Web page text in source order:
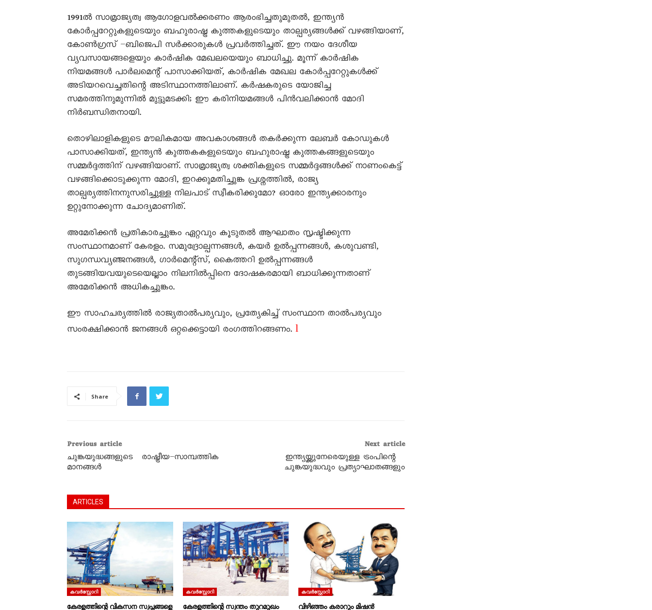
1991ല്‍ സാമ്രാജ്യത്വ ആഗോളവല്‍ക്കരണം ആരംഭിച്ചതുമുതല്‍, ഇന്ത്യന്‍
കോര്‍പ്പറേറ്റുകളുടെയും ബഹുരാഷ്ട്ര കുത്തകളുടെയും താല്പര്യങ്ങള്‍ക്ക് വഴങ്ങിയാണ്,
കോണ്‍ഗ്രസ് –ബിജെപി സര്‍ക്കാരുകള്‍ പ്രവര്‍ത്തിച്ചത്. ഈ നയം ദേശീയ
വ്യവസായങ്ങളെയും കാര്‍ഷിക മേഖലയെയും ബാധിച്ചു. മൂന്ന് കാര്‍ഷിക
നിയമങ്ങള്‍ പാര്‍ലമെന്റ് പാസാക്കിയത്, കാര്‍ഷിക മേഖല കോര്‍പ്പറേറ്റുകള്‍ക്ക്
അടിയറവെച്ചതിന്റെ അടിസ്ഥാനത്തിലാണ്. കര്‍ഷകരുടെ യോജിച്ച
സമരത്തിനുമുന്നില്‍ മുട്ടുമടക്കി; ഈ കരിനിയമങ്ങള്‍ പിന്‍വലിക്കാന്‍ മോദി
നിര്‍ബന്ധിതനായി.
തൊഴിലാളികളുടെ മൗലികമായ അവകാശങ്ങള്‍ തകര്‍ക്കുന്ന ലേബര്‍ കോഡുകള്‍
പാസാക്കിയത്, ഇന്ത്യന്‍ കുത്തകകളുടെയും ബഹുരാഷ്ട്ര കുത്തകങ്ങളുടെയും
സമ്മര്‍ദ്ദത്തിന് വഴങ്ങിയാണ്. സാമ്രാജ്യത്വ ശക്തികളുടെ സമ്മര്‍ദ്ദങ്ങള്‍ക്ക് നാണംകെട്ട്
വഴങ്ങിക്കൊടുക്കുന്ന മോദി, ഇറക്കുമതിച്ചുങ്ക പ്രശ്നത്തില്‍, രാജ്യ
താല്പര്യത്തിനനുസരിച്ചുള്ള നിലപാട് സ്വീകരിക്കുമോ? ഓരോ ഇന്ത്യക്കാരനും
ഉറ്റുനോക്കുന്ന ചോദ്യമാണിത്.
അമേരിക്കന്‍ പ്രതികാരച്ചുങ്കം ഏറ്റവും കൂടുതല്‍ ആഘാതം സൃഷ്ടിക്കുന്ന
സംസ്ഥാനമാണ് കേരളം. സമുദ്രോല്പന്നങ്ങള്‍, കയര്‍ ഉല്‍പ്പന്നങ്ങള്‍, കശുവണ്ടി,
സുഗന്ധവ്യഞ്ജനങ്ങള്‍, ഗാര്‍മെന്റ്സ്, കൈത്തറി ഉല്‍പ്പന്നങ്ങള്‍
തുടങ്ങിയവയുടെയെല്ലാം നിലനില്‍പ്പിനെ ദോഷകരമായി ബാധിക്കുന്നതാണ്
അമേരിക്കന്‍ അധികച്ചുങ്കം.
ഈ സാഹചര്യത്തില്‍ രാജ്യതാല്‍പര്യവും, പ്രത്യേകിച്ച് സംസ്ഥാന താല്‍പര്യവും
സംരക്ഷിക്കാന്‍ ജനങ്ങള്‍ ഒറ്റക്കെട്ടായി രംഗത്തിറങ്ങണം. l
Share
Previous article
ചുങ്കയുദ്ധങ്ങളുടെ രാഷ്ട്രീയ–സാമ്പത്തിക
മാനങ്ങൾ
Next article
ഇന്ത്യയ്ക്കുനേരെയുള്ള ട്രംപിന്റെ
ചുങ്കയുദ്ധവും പ്രത്യാഘാതങ്ങളും
ARTICLES
കവര്‍സ്റ്റോറി കവര്‍സ്റ്റോറി കവര്‍സ്റ്റോറി